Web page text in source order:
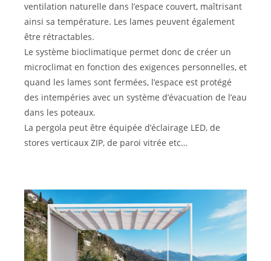
ventilation naturelle dans l’espace couvert, maîtrisant
ainsi sa température. Les lames peuvent également
être rétractables.
Le système bioclimatique permet donc de créer un
microclimat en fonction des exigences personnelles, et
quand les lames sont fermées, l’espace est protégé
des intempéries avec un système d’évacuation de l’eau
dans les poteaux.
La pergola peut être équipée d’éclairage LED, de
stores verticaux ZIP, de paroi vitrée etc…